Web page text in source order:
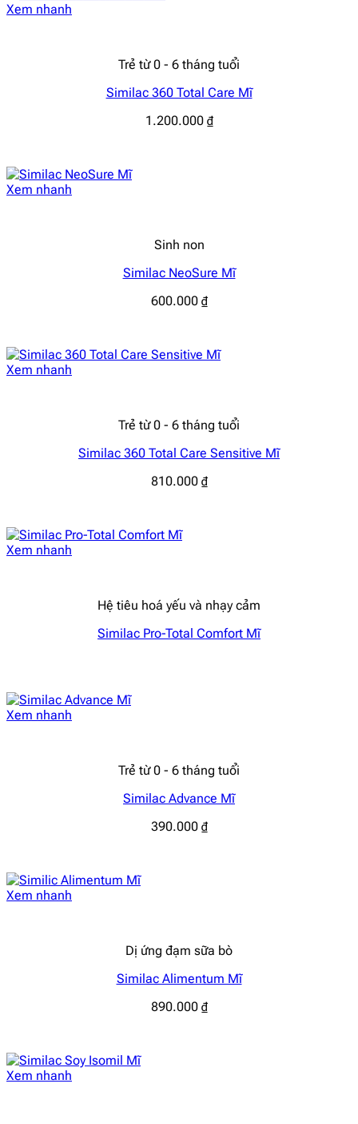
Xem nhanh
Trẻ từ 0 - 6 tháng tuổi
Similac 360 Total Care Mĩ
1.200.000 ₫
Xem nhanh
Sinh non
Similac NeoSure Mĩ
600.000 ₫
Xem nhanh
Trẻ từ 0 - 6 tháng tuổi
Similac 360 Total Care Sensitive Mĩ
810.000 ₫
Xem nhanh
Hệ tiêu hoá yếu và nhạy cảm
Similac Pro-Total Comfort Mĩ
Xem nhanh
Trẻ từ 0 - 6 tháng tuổi
Similac Advance Mĩ
390.000 ₫
Xem nhanh
Dị ứng đạm sữa bò
Similac Alimentum Mĩ
890.000 ₫
Xem nhanh